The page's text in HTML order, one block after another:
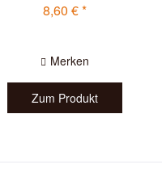
8,60 € *
Merken
Zum Produkt